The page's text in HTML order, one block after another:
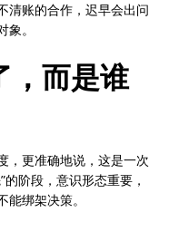
清账的合作，迟早会出问
。
，而是谁
，更准确地说，这是一次
阶段，意识形态重要，
绑架决策。